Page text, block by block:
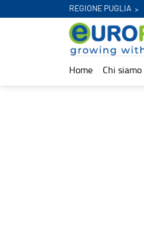
REGIONE PUGLIA
Home Chi siamo